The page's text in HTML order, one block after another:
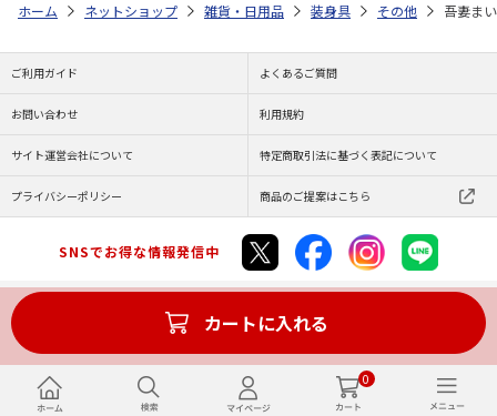
0
カートに入れる
ホーム ネットショップ 雑貨・日用品 装身具 その他 吾妻ま
ご利用ガイド よくあるご質問
お問い合わせ 利用規約
サイト運営会社について 特定商取引法に基づく表記について
プライバシーポリシー 商品のご提案はこちら
SNSでお得な情報発信中